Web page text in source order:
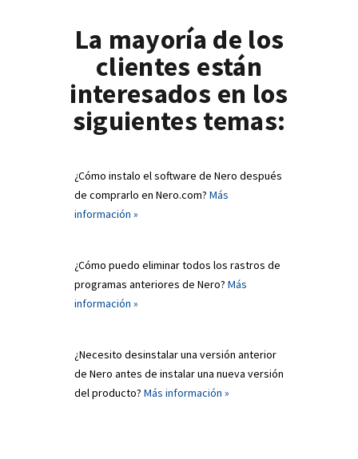
La mayoría de los
clientes están
interesados en los
siguientes temas:
¿Cómo instalo el software de Nero después
de comprarlo en Nero.com? Más
información »
¿Cómo puedo eliminar todos los rastros de
programas anteriores de Nero? Más
información »
¿Necesito desinstalar una versión anterior
de Nero antes de instalar una nueva versión
del producto? Más información »